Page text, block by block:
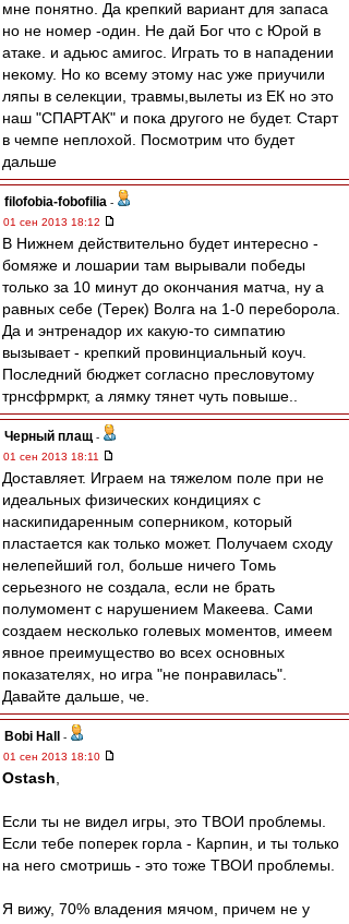
мне понятно. Да крепкий вариант для запаса
но не номер -один. Не дай Бог что с Юрой в
атаке. и адьюс амигос. Играть то в нападении
некому. Но ко всему этому нас уже приучили
ляпы в селекции, травмы,вылеты из ЕК но это
наш "СПАРТАК" и пока другого не будет. Старт
в чемпе неплохой. Посмотрим что будет
дальше
filofobia-fobofilia -
01 сен 2013 18:12
В Нижнем действительно будет интересно -
бомяже и лошарии там вырывали победы
только за 10 минут до окончания матча, ну а
равных себе (Терек) Волга на 1-0 переборола.
Да и энтренадор их какую-то симпатию
вызывает - крепкий провинциальный коуч.
Последний бюджет согласно пресловутому
трнсфрмркт, а лямку тянет чуть повыше..
Черный плащ -
01 сен 2013 18:11
Доставляет. Играем на тяжелом поле при не
идеальных физических кондициях с
наскипидаренным соперником, который
пластается как только может. Получаем сходу
нелепейший гол, больше ничего Томь
серьезного не создала, если не брать
полумомент с нарушением Макеева. Сами
создаем несколько голевых моментов, имеем
явное преимущество во всех основных
показателях, но игра "не понравилась".
Давайте дальше, че.
Bobi Hall
-
01 сен 2013 18:10
Ostash
Если ты не видел игры, это ТВОИ проблемы.
Если тебе поперек горла - Карпин, и ты только
на него смотришь - это тоже ТВОИ проблемы.
Я вижу, 70% владения мячом, причем не у